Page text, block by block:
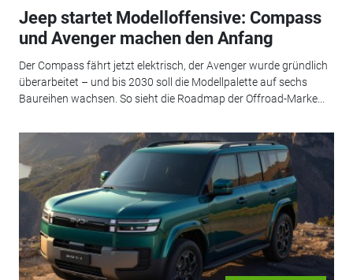
Jeep startet Modelloffensive: Compass
und Avenger machen den Anfang
Der Compass fährt jetzt elektrisch, der Avenger wurde gründlich
überarbeitet – und bis 2030 soll die Modellpalette auf sechs
Baureihen wachsen. So sieht die Roadmap der Offroad-Marke...